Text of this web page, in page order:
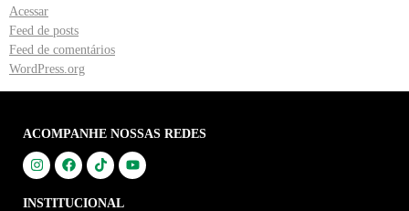
Acessar
Feed de posts
Feed de comentários
WordPress.org
ACOMPANHE NOSSAS REDES
INSTITUCIONAL